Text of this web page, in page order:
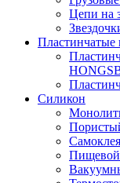
Цепи на
Пластинчатые
Силикон
Пищевой